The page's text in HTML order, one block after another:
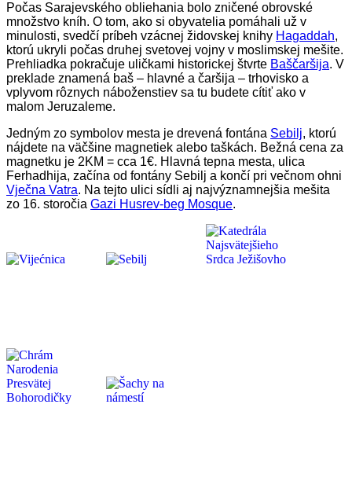
Počas Sarajevského obliehania bolo zničené obrovské
množstvo kníh. O tom, ako si obyvatelia pomáhali už v
minulosti, svedčí príbeh vzácnej židovskej knihy Hagaddah,
ktorú ukryli počas druhej svetovej vojny v moslimskej mešite.
Prehliadka pokračuje uličkami historickej štvrte Baščaršija. V
preklade znamená baš – hlavné a čaršija – trhovisko a
vplyvom rôznych náboženstiev sa tu budete cítiť ako v
malom Jeruzaleme.
Jedným zo symbolov mesta je drevená fontána Sebilj, ktorú
nájdete na väčšine magnetiek alebo taškách. Bežná cena za
magnetku je 2KM = cca 1€. Hlavná tepna mesta, ulica
Ferhadhija, začína od fontány Sebilj a končí pri večnom ohni
Vječna Vatra. Na tejto ulici sídli aj najvýznamnejšia mešita
zo 16. storočia Gazi Husrev-beg Mosque.